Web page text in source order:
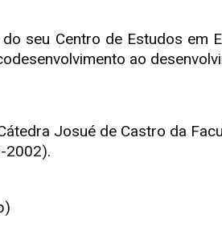
seu Centro de Estudos em
ao
Josué de Castro da
2002).